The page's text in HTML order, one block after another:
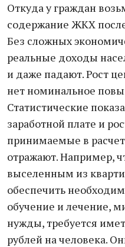
Откуда у граждан
содержание ЖКХ
Без сложных
реальные доходы
и даже падают. Рост
нет номинальное
Статистические
заработной плате и
принимаемые в
отражают. Например,
выселенным из
обеспечить
обучение и лечение,
нужды, требуется
рублей на человека.